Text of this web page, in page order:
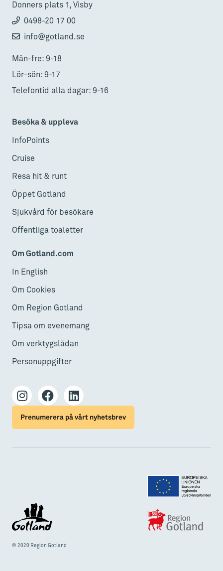
Donners plats 1, Visby
0498-20 17 00
info@gotland.se
Mån-fre: 9-18
Lör-sön: 9-17
Telefontid alla dagar: 9-16
Besöka & uppleva
InfoPoints
Cruise
Resa hit & runt
Öppet Gotland
Sjukvård för besökare
Offentliga toaletter
Om Gotland.com
In English
Om Cookies
Om Region Gotland
Tipsa om evenemang
Om verktygslådan
Personuppgifter
Prenumerera på vårt nyhetsbrev
© 2020 Region Gotland